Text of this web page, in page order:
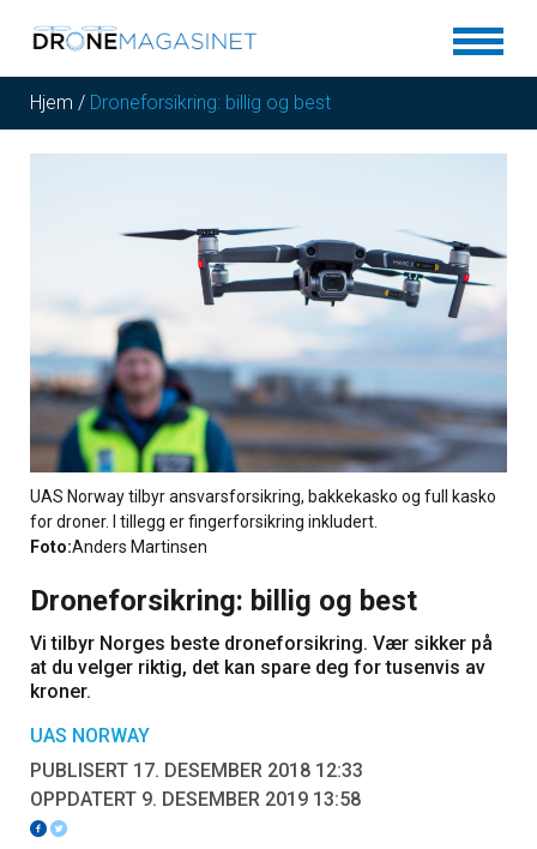
Hjem / Droneforsikring: billig og best
UAS Norway tilbyr ansvarsforsikring, bakkekasko og full kasko
for droner. I tillegg er fingerforsikring inkludert.
Foto:Anders Martinsen
Droneforsikring: billig og best
Vi tilbyr Norges beste droneforsikring. Vær sikker på
at du velger riktig, det kan spare deg for tusenvis av
kroner.
UAS NORWAY
PUBLISERT 17. DESEMBER 2018 12:33
OPPDATERT 9. DESEMBER 2019 13:58